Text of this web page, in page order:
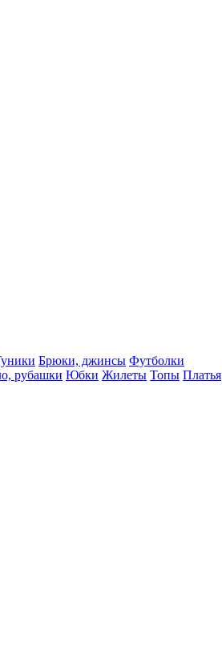
Брюки, джинсы Футболки
рубашки Юбки Жилеты Топы Платья